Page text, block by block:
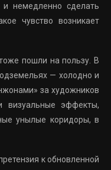
и немедленно сделать
чувство возникает
пошли на пользу. В
— холодно и
за художников
визуальные эффекты,
унылые коридоры, в
к обновленной